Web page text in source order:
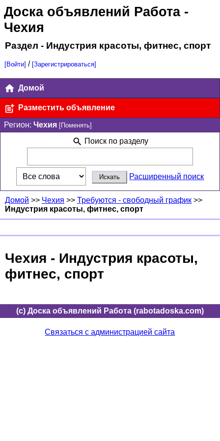
Доска объявлений Работа-
Чехия
Раздел - Индустрия красоты, фитнес, спорт
[Войти] / [Зарегистрироваться]
Домой
Разместить объявление
Регион: Чехия [Поменять]
Поиск по разделу
Расширенный поиск
Домой >> Чехия >> Требуются - свободный график >>
Индустрия красоты, фитнес, спорт
Чехия - Индустрия красоты,
фитнес, спорт
(c) Доска объявлений Работа (rabotadoska.com)
Связаться с администрацией сайта